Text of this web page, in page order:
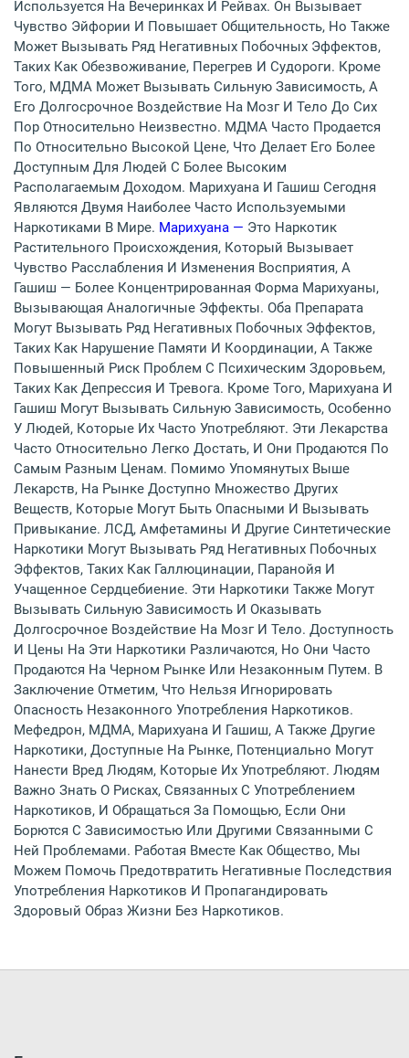
Используется На Вечеринках И Рейвах. Он Вызывает
Чувство Эйфории И Повышает Общительность, Но Также
Может Вызывать Ряд Негативных Побочных Эффектов,
Таких Как Обезвоживание, Перегрев И Судороги. Кроме
Того, МДМА Может Вызывать Сильную Зависимость, А
Его Долгосрочное Воздействие На Мозг И Тело До Сих
Пор Относительно Неизвестно. МДМА Часто Продается
По Относительно Высокой Цене, Что Делает Его Более
Доступным Для Людей С Более Высоким
Располагаемым Доходом. Марихуана И Гашиш Сегодня
Являются Двумя Наиболее Часто Используемыми
Наркотиками В Мире. Марихуана — Это Наркотик
Растительного Происхождения, Который Вызывает
Чувство Расслабления И Изменения Восприятия, А
Гашиш — Более Концентрированная Форма Марихуаны,
Вызывающая Аналогичные Эффекты. Оба Препарата
Могут Вызывать Ряд Негативных Побочных Эффектов,
Таких Как Нарушение Памяти И Координации, А Также
Повышенный Риск Проблем С Психическим Здоровьем,
Таких Как Депрессия И Тревога. Кроме Того, Марихуана И
Гашиш Могут Вызывать Сильную Зависимость, Особенно
У Людей, Которые Их Часто Употребляют. Эти Лекарства
Часто Относительно Легко Достать, И Они Продаются По
Самым Разным Ценам. Помимо Упомянутых Выше
Лекарств, На Рынке Доступно Множество Других
Веществ, Которые Могут Быть Опасными И Вызывать
Привыкание. ЛСД, Амфетамины И Другие Синтетические
Наркотики Могут Вызывать Ряд Негативных Побочных
Эффектов, Таких Как Галлюцинации, Паранойя И
Учащенное Сердцебиение. Эти Наркотики Также Могут
Вызывать Сильную Зависимость И Оказывать
Долгосрочное Воздействие На Мозг И Тело. Доступность
И Цены На Эти Наркотики Различаются, Но Они Часто
Продаются На Черном Рынке Или Незаконным Путем. В
Заключение Отметим, Что Нельзя Игнорировать
Опасность Незаконного Употребления Наркотиков.
Мефедрон, МДМА, Марихуана И Гашиш, А Также Другие
Наркотики, Доступные На Рынке, Потенциально Могут
Нанести Вред Людям, Которые Их Употребляют. Людям
Важно Знать О Рисках, Связанных С Употреблением
Наркотиков, И Обращаться За Помощью, Если Они
Борются С Зависимостью Или Другими Связанными С
Ней Проблемами. Работая Вместе Как Общество, Мы
Можем Помочь Предотвратить Негативные Последствия
Употребления Наркотиков И Пропагандировать
Здоровый Образ Жизни Без Наркотиков.